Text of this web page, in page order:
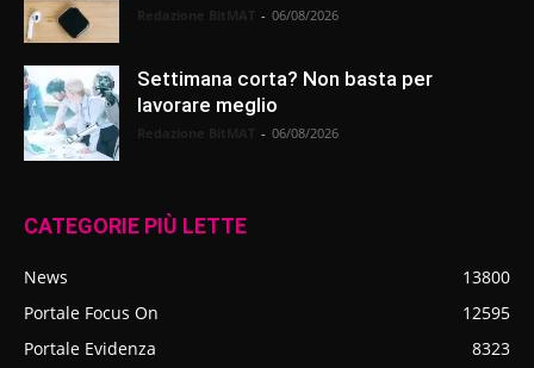
- 06/08/2026
Settimana corta? Non basta per
lavorare meglio
- 06/08/2026
CATEGORIE PIÙ LETTE
News
13800
Portale Focus On
12595
Portale Evidenza
8323